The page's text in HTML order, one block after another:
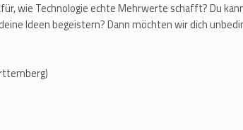
wie Technologie echte Mehrwerte schafft? Du
Ideen begeistern? Dann möchten wir dich